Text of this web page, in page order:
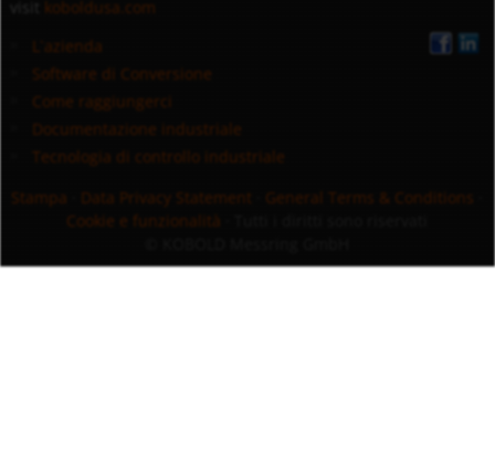
koboldusa.com
L`azienda
Software di Conversione
Come raggiungerci
Documentazione industriale
Tecnologia di controllo industriale
Stampa
Data Privacy Statement General Terms & Conditions
Cookie e funzionalità